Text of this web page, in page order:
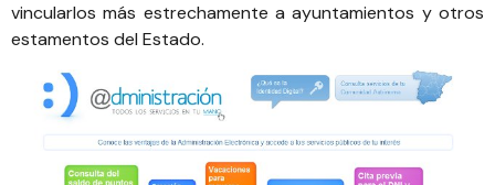
vincularlos más estrechamente a ayuntamientos y otros
estamentos del Estado.